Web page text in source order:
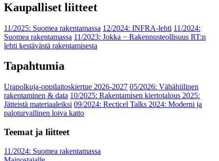
Kaupalliset liitteet
11/2025: Suomea rakentamassa 12/2024: INFRA-lehti 11/2024:
Suomea rakentamassa 11/2023: Jokka − Rakennusteollisuus RT:n
lehti kestävästä rakentamisesta
Tapahtumia
Urapolkuja-oppilaitoskiertue 2026-2027 05/2026: Vähähiilinen
rakentaminen & data 10/2025: Rakentamisen kiertotalous 2025:
Jätteistä materiaaleiksi 09/2024: Recticel Talks 2024: Moderni ja
paloturvallinen loiva katto
Teemat ja liitteet
11/2024: Suomea rakentamassa